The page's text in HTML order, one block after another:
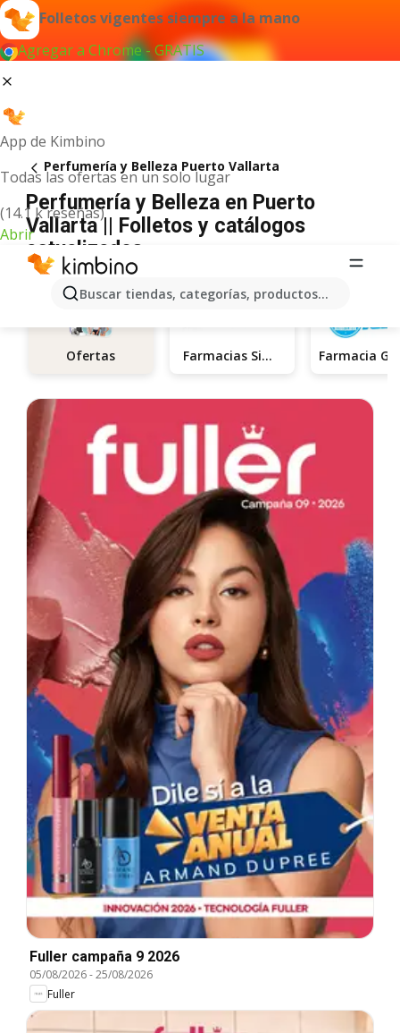
Folletos vigentes siempre a la mano
Agregar a Chrome - GRATIS
App de Kimbino
Todas las ofertas en un solo lugar
(14.1 k reseñas)
Abrir
Buscar tiendas, categorías, productos...
Perfumería y Belleza Puerto Vallarta
Perfumería y Belleza en Puerto
Vallarta || Folletos y catálogos
actualizados
Ofertas Farmacias Similares
Fuller campaña 9 2026
05/08/2026-25/08/2026
Fuller